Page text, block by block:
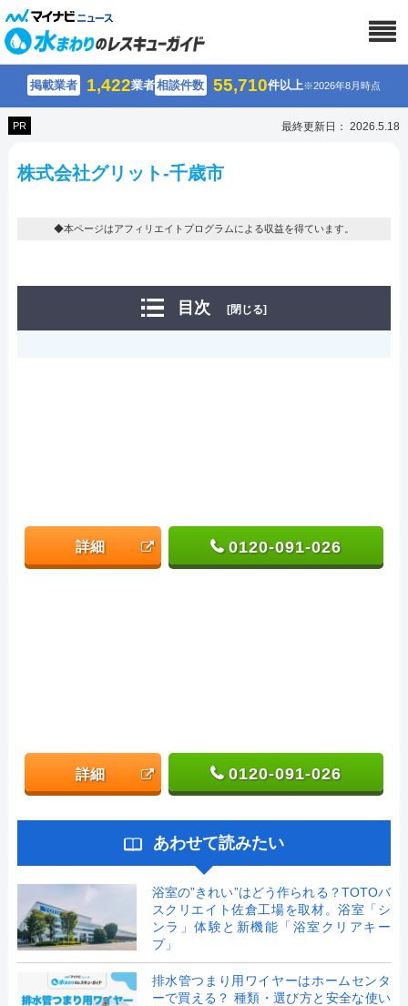
掲載業者 1,422業者相談件数 55,710件以上※2026年8月時点
PR 最終更新日： 2026.5.18
株式会社グリット-千歳市
◆本ページはアフィリエイトプログラムによる収益を得ています。
目次 [閉じる]
詳細 0120-091-026
詳細 0120-091-026
あわせて読みたい
浴室の”きれい”はどう作られる？TOTOバ
スクリエイト佐倉工場を取材。浴室「シ
ンラ」体験と新機能「浴室クリアキー
プ」
排水管つまり用ワイヤーはホームセンタ
ーで買える？ 種類・選び方と安全な使い